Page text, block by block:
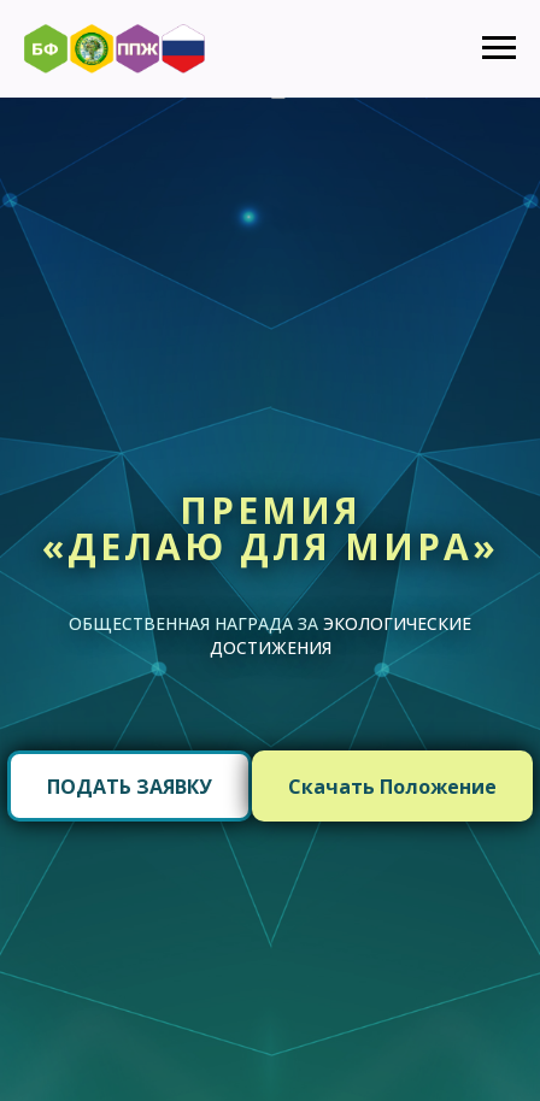
ПРЕМИЯ
«ДЕЛАЮ ДЛЯ МИРА»
ОБЩЕСТВЕННАЯ НАГРАДА ЗА ЭКОЛОГИЧЕСКИЕ
ДОСТИЖЕНИЯ
ПОДАТЬ ЗАЯВКУ Скачать Положение